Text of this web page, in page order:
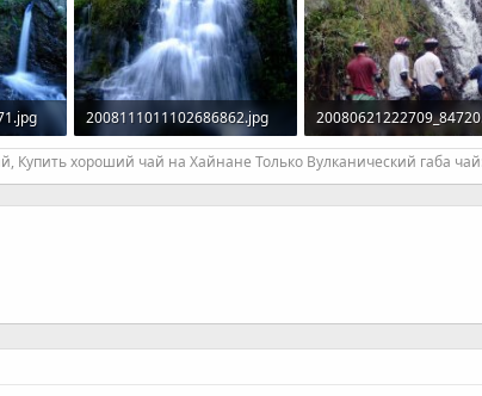
718
2008111011102686862.jpg
100,4 KB · Просмотры: 728
172,3 KB · Просмотры:
Купить хороший чай на Хайнане Только Вулканический габа